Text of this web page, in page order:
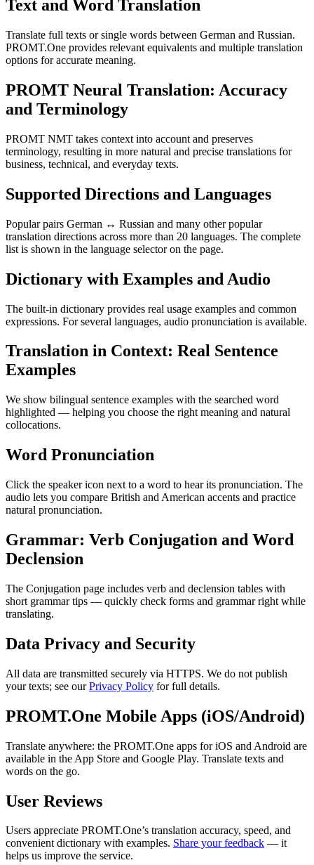
Text and Word Translation
Translate full texts or single words between German and Russian.
PROMT.One provides relevant equivalents and multiple translation
options for accurate meaning.
PROMT Neural Translation: Accuracy
and Terminology
PROMT NMT takes context into account and preserves
terminology, resulting in more natural and precise translations for
business, technical, and everyday texts.
Supported Directions and Languages
Popular pairs German ↔ Russian and many other popular
translation directions across more than 20 languages. The complete
list is shown in the language selector on the page.
Dictionary with Examples and Audio
The built-in dictionary provides real usage examples and common
expressions. For several languages, audio pronunciation is available.
Translation in Context: Real Sentence
Examples
We show bilingual sentence examples with the searched word
highlighted — helping you choose the right meaning and natural
collocations.
Word Pronunciation
Click the speaker icon next to a word to hear its pronunciation. The
audio lets you compare British and American accents and practice
natural pronunciation.
Grammar: Verb Conjugation and Word
Declension
The Conjugation page includes verb and declension tables with
short grammar tips — quickly check forms and grammar right while
translating.
Data Privacy and Security
All data are transmitted securely via HTTPS. We do not publish
your texts; see ourPrivacy Policy for full details.
PROMT.One Mobile Apps (iOS/Android)
Translate anywhere: the PROMT.One apps for iOS and Android are
available in the App Store and Google Play. Translate texts and
words on the go.
User Reviews
Users appreciate PROMT.One’s translation accuracy, speed, and
convenient dictionary with examples. Share your feedback — it
helps us improve the service.